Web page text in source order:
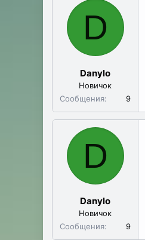
D
Danylo
Новичок
Сообщения
9
D
Danylo
Новичок
Сообщения
9